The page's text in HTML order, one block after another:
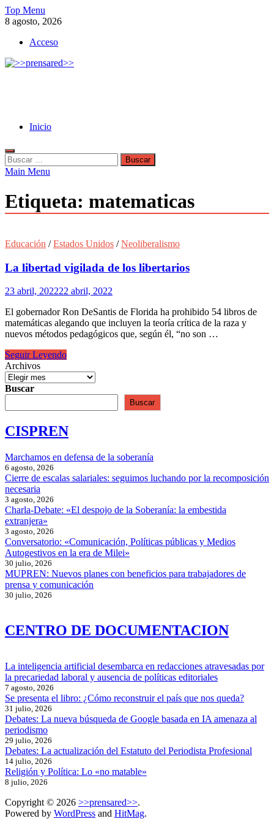
Skip
to
Top Menu
8 agosto, 2026
Acceso
Inicio
Buscar:
Main Menu
Etiqueta: matematicas
Educación /Estados Unidos /Neoliberalismo
La libertad vigilada de los libertarios
23 abril, 202222 abril, 2022
El gobernador Ron DeSantis de Florida ha prohibido 54 libros de
matemáticas alegando que incluyen la teoría crítica de la raza y
nuevos métodos pedagógicos que, según él, “no son …
La
libertad
vigilada
de
los
libertarios
Seguir Leyendo
Archivos
Buscar
Buscar
CISPREN
Marchamos en defensa de la soberanía
6 agosto, 2026
Cierre de escalas salariales: seguimos luchando por la recomposición
necesaria
3 agosto, 2026
Charla-Debate: «El despojo de la Soberanía: la embestida
extranjera»
3 agosto, 2026
Conversatorio: «Comunicación, Políticas públicas y Medios
Autogestivos en la era de Milei»
30 julio, 2026
MUPREN: Nuevos planes con beneficios para trabajadores de
prensa y comunicación
30 julio, 2026
CENTRO DE DOCUMENTACION
La inteligencia artificial desembarca en redacciones atravesadas por
la precariedad laboral y ausencia de políticas editoriales
7 agosto, 2026
Se presenta el libro: ¿Cómo reconstruir el país que nos queda?
31 julio, 2026
Debates: La nueva búsqueda de Google basada en IA amenaza al
periodismo
29 julio, 2026
Debates: La actualización del Estatuto del Periodista Profesional
14 julio, 2026
Religión y Política: Lo «no matable»
8 julio, 2026
Copyright © 2026 >>prensared>>.
Powered by WordPress and HitMag.